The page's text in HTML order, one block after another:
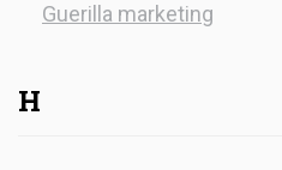
Guerilla marketing
H